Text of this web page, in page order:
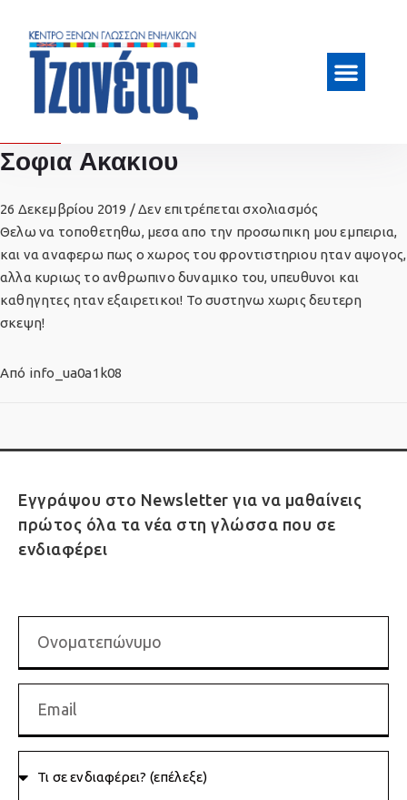
Σοφια Ακακιου
26 Δεκεμβρίου 2019 /Δεν επιτρέπεται σχολιασμός
Θελω να τοποθετηθω, μεσα απο την προσωπικη μου εμπειρια,
και να αναφερω πως ο χωρος του φροντιστηριου ηταν αψογος,
αλλα κυριως το ανθρωπινο δυναμικο του, υπευθυνοι και
καθηγητες ηταν εξαιρετικοι! Το συστηνω χωρις δευτερη
σκεψη!
Από info_ua0a1k08
Εγγράψου στο Newsletter για να μαθαίνεις
πρώτος όλα τα νέα στη γλώσσα που σε
ενδιαφέρει